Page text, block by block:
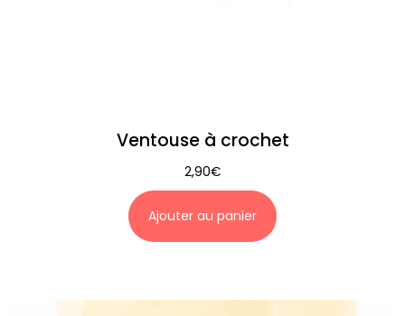
Ventouse à crochet
2,90€
Ajouter au panier